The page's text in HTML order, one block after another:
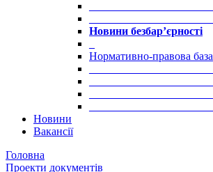
Новини безбар’єрності
Нормативно-правова база
Новини
Вакансії
Головна
Проекти документів